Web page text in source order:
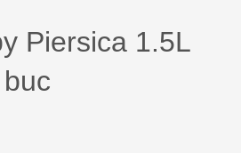
Piersica 1.5L